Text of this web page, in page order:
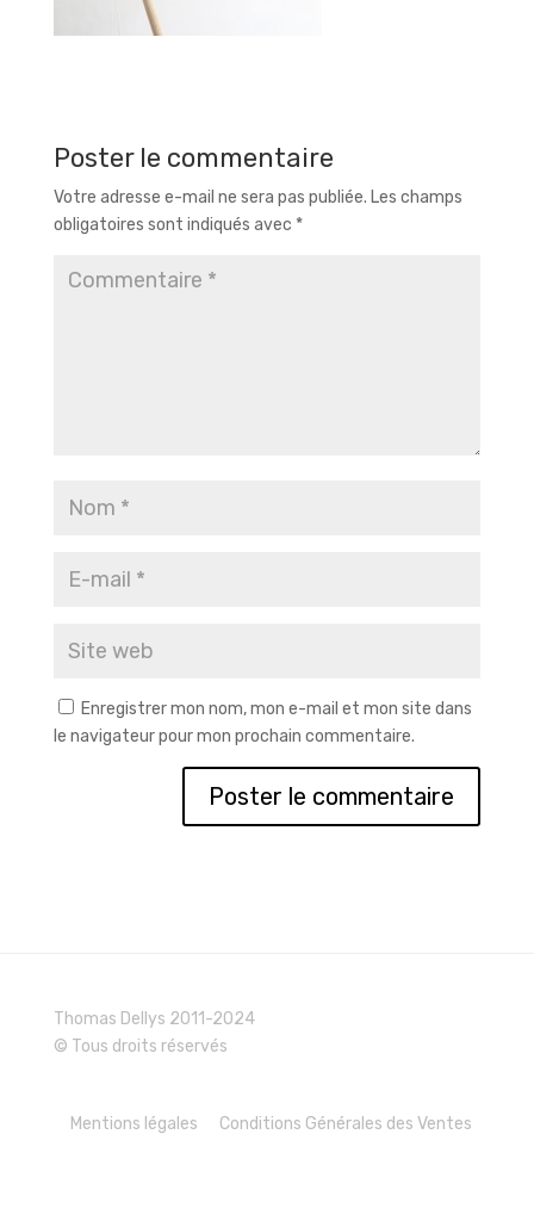
Poster le commentaire
Votre adresse e-mail ne sera pas publiée. Les champs
obligatoires sont indiqués avec *
Enregistrer mon nom, mon e-mail et mon site dans
le navigateur pour mon prochain commentaire.
Thomas Dellys 2011-2024
© Tous droits réservés
Mentions légales Conditions Générales des Ventes